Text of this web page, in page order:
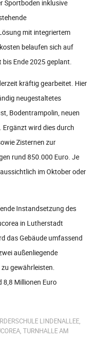
Sportboden inklusive
mit integriertem
belaufen sich auf
bis Ende 2025 geplant.
kräftig gearbeitet. Hier
neugestaltetes
Bodentrampolin, neuen
wird dies durch
Zisternen zur
rund 850.000 Euro. Je
im Oktober oder
Instandsetzung des
in Lutherstadt
das Gebäude umfassend
außenliegende
gewährleisten.
8,8 Millionen Euro
LINDENALLEE,
, TURNHALLE AM